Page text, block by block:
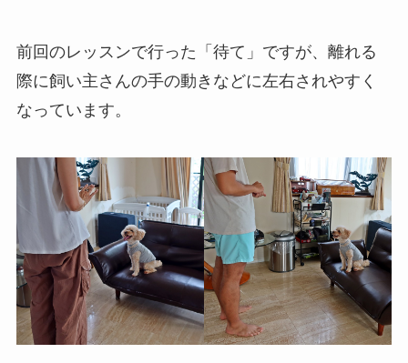
前回のレッスンで行った「待て」ですが、離れる
際に飼い主さんの手の動きなどに左右されやすく
なっています。